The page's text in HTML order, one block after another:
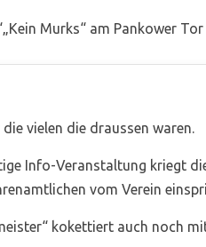
„Kein Murks“ am Pankower
vielen die draussen waren.
Info-Veranstaltung kriegt
vom Verein
kokettiert auch noch